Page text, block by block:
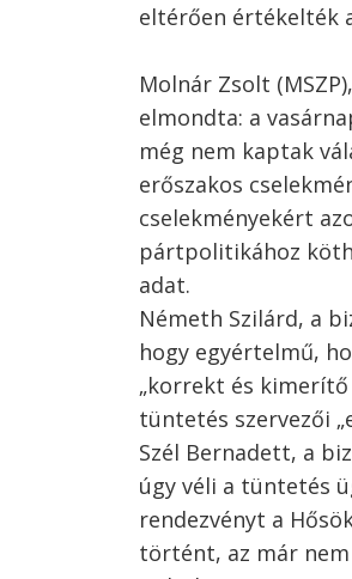
eltérően értékelték
Molnár Zsolt
elmondta: a
még nem kaptak
erőszakos
cselekményekért
pártpolitikához
adat.
Németh Szilárd, a
hogy egyértelmű,
„korrekt és
tüntetés szervezői
Szél Bernadett, a
úgy véli a tüntetés
rendezvényt a
történt, az már nem